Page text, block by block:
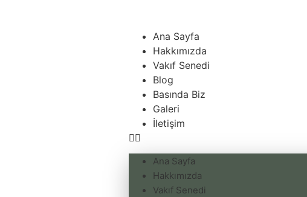
Ana Sayfa
Hakkımızda
Vakıf Senedi
Blog
Basında Biz
Galeri
İletişim
Ana Sayfa
Hakkımızda
Vakıf Senedi